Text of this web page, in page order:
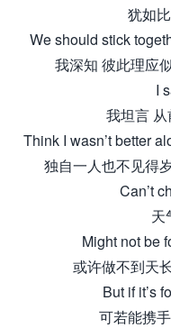
犹如
We should stick
我深知 彼此理应
I
我坦言
Think I wasn’t better
独自一人也不见得
Can’t
天
Might not be
或许做不到天
But if it’s
可若能携